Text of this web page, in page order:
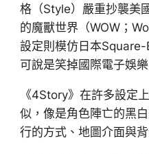
格（Style）嚴重抄襲美
的魔獸世界（WOW；
設定則模仿日本Square-
可說是笑掉國際電子娛
《4Story》在許多設定
似，像是角色陣亡的黑
行的方式、地圖介面與